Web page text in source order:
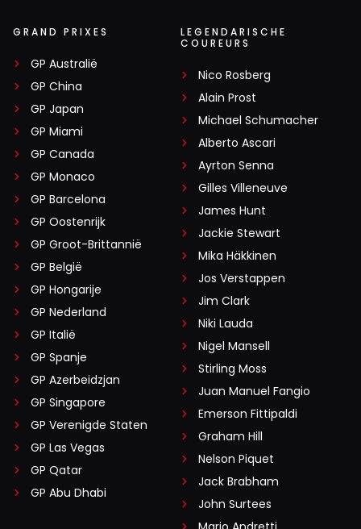
GRAND PRIXES
GP Australië
GP China
GP Japan
GP Miami
GP Canada
GP Monaco
GP Barcelona
GP Oostenrijk
GP Groot-Brittannië
GP België
GP Hongarije
GP Nederland
GP Italië
GP Spanje
GP Azerbeidzjan
GP Singapore
GP Verenigde Staten
GP Las Vegas
GP Qatar
GP Abu Dhabi
LEGENDARISCHE
COUREURS
Nico Rosberg
Alain Prost
Michael Schumacher
Alberto Ascari
Ayrton Senna
Gilles Villeneuve
James Hunt
Jackie Stewart
Mika Häkkinen
Jos Verstappen
Jim Clark
Niki Lauda
Nigel Mansell
Stirling Moss
Juan Manuel Fangio
Emerson Fittipaldi
Graham Hill
Nelson Piquet
Jack Brabham
John Surtees